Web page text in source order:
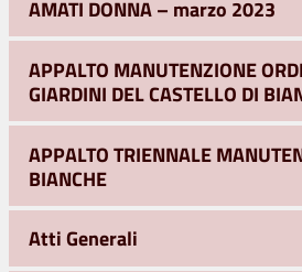
AMATI DONNA – marzo 2023
APPALTO MANUTENZIONE
GIARDINI DEL CASTELLO DI
APPALTO TRIENNALE
BIANCHE
Atti Generali